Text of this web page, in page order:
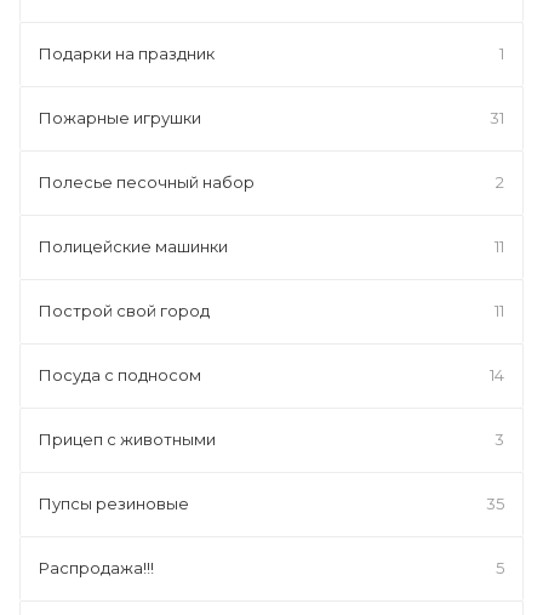
Подарки на праздник 1
Пожарные игрушки 31
Полесье песочный набор 2
Полицейские машинки 11
Построй свой город 11
Посуда с подносом 14
Прицеп с животными 3
Пупсы резиновые 35
Распродажа!!! 5